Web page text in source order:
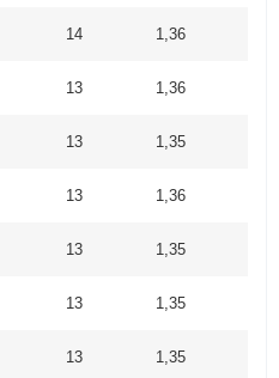
14 1,36
13 1,36
13 1,35
13 1,36
13 1,35
13 1,35
13 1,35